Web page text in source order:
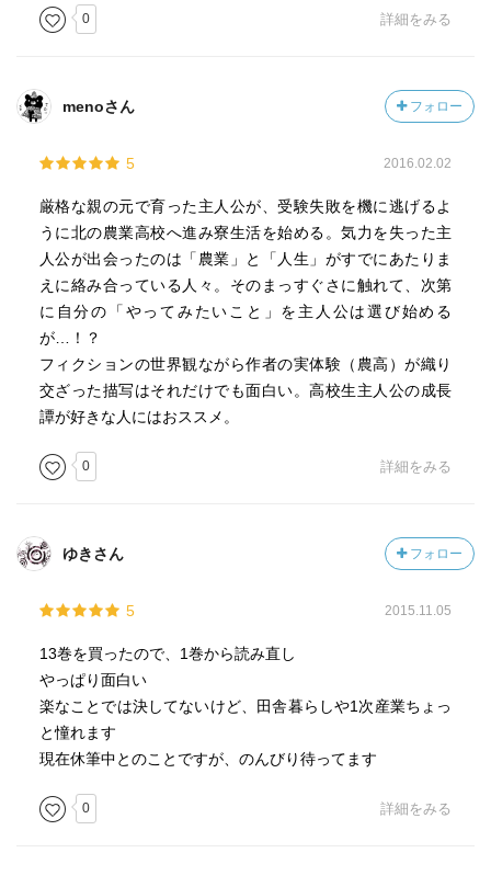
0 詳細をみる
menoさん フォロー
5 2016.02.02
厳格な親の元で育った主人公が、受験失敗を機に逃げるよ
うに北の農業高校へ進み寮生活を始める。気力を失った主
人公が出会ったのは「農業」と「人生」がすでにあたりま
えに絡み合っている人々。そのまっすぐさに触れて、次第
に自分の「やってみたいこと」を主人公は選び始める
が…！？
フィクションの世界観ながら作者の実体験（農高）が織り
交ざった描写はそれだけでも面白い。高校生主人公の成長
譚が好きな人にはおススメ。
0 詳細をみる
ゆきさん フォロー
5 2015.11.05
13巻を買ったので、1巻から読み直し
やっぱり面白い
楽なことでは決してないけど、田舎暮らしや1次産業ちょっ
と憧れます
現在休筆中とのことですが、のんびり待ってます
0 詳細をみる